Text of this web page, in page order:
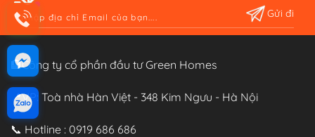
Alternative:
🏨Công ty cổ phần đầu tư Green Homes
📍VP: Toà nhà Hàn Việt - 348 Kim Ngưu - Hà Nội
📞 Hotline : 0919 686 686